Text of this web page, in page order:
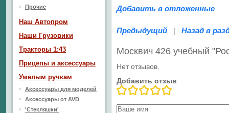
Добавить в отложенные
Предыдущий | Назад в
Москвич 426 учебный
Нет отзывов.
Добавить отзыв
Прочие
Наш Aвтопром
Наши Грузовики
Тракторы 1:43
Прицепы и аксессуары
Умелым ручкам
Аксессуары для моделей
Аксессуары от AVD
'Стекляшки'